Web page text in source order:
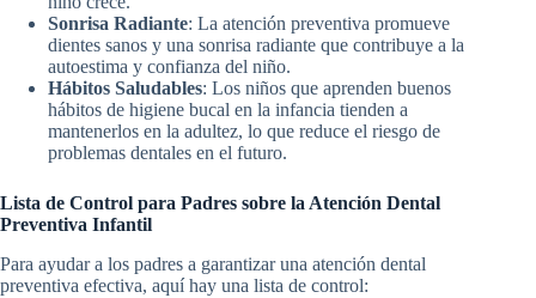
Sonrisa Radiante: La atención preventiva promueve
dientes sanos y una sonrisa radiante que contribuye a la
autoestima y confianza del niño.
Hábitos Saludables: Los niños que aprenden buenos
hábitos de higiene bucal en la infancia tienden a
mantenerlos en la adultez, lo que reduce el riesgo de
problemas dentales en el futuro.
Lista de Control para Padres sobre la Atención Dental
Preventiva Infantil
Para ayudar a los padres a garantizar una atención dental
preventiva efectiva, aquí hay una lista de control: